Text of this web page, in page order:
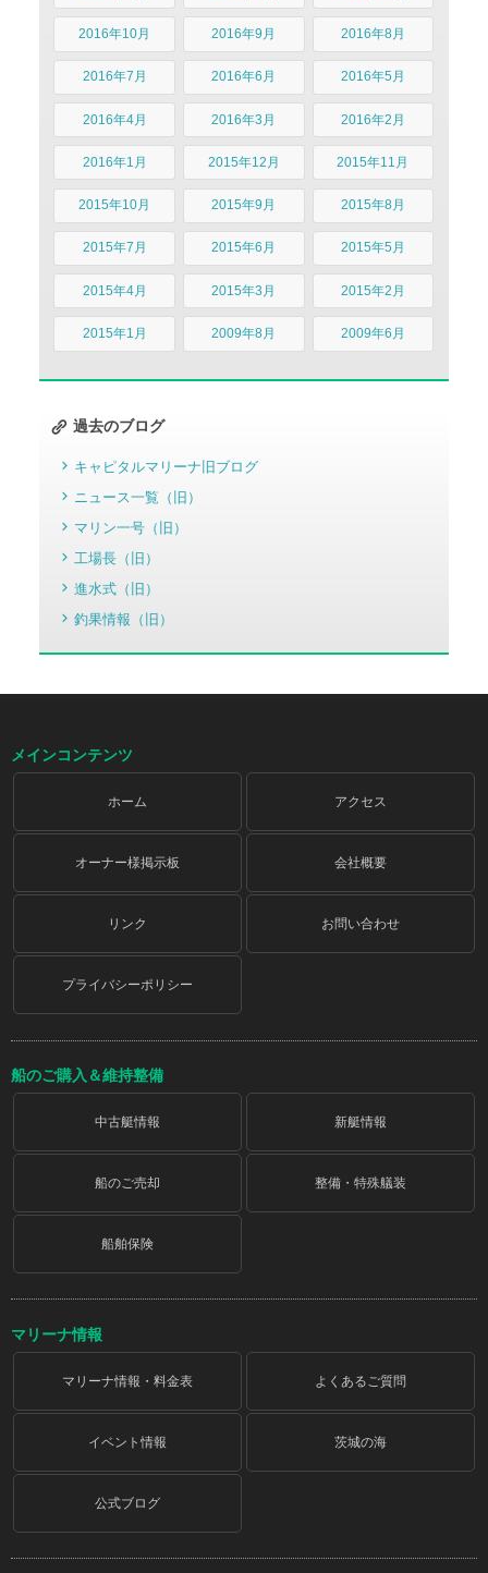
2016年10月 2016年9月 2016年8月
2016年7月 2016年6月 2016年5月
2016年4月 2016年3月 2016年2月
2016年1月 2015年12月 2015年11月
2015年10月 2015年9月 2015年8月
2015年7月 2015年6月 2015年5月
2015年4月 2015年3月 2015年2月
2015年1月 2009年8月 2009年6月
過去のブログ
キャピタルマリーナ旧ブログ
ニュース一覧（旧）
マリン一号（旧）
工場長（旧）
進水式（旧）
釣果情報（旧）
メインコンテンツ
ホーム アクセス
オーナー様掲示板 会社概要
リンク お問い合わせ
プライバシーポリシー
船のご購入＆維持整備
中古艇情報 新艇情報
船のご売却 整備・特殊艤装
船舶保険
マリーナ情報
マリーナ情報・料金表 よくあるご質問
イベント情報 茨城の海
公式ブログ